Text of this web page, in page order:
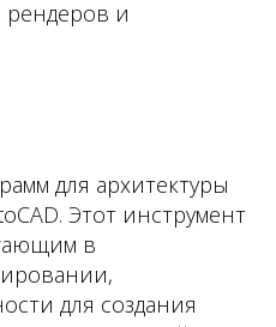
рендеров и
для архитектуры
Этот инструмент
в
для создания